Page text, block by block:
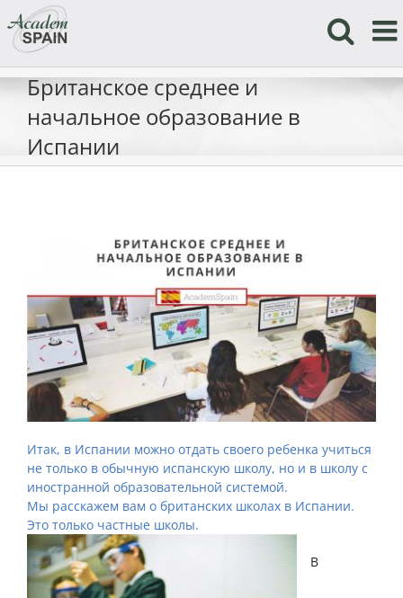
to
content
Британское среднее и
начальное образование в
Испании
Итак, в Испании можно отдать своего ребенка учиться
не только в обычную испанскую школу, но и в школу с
иностранной образовательной системой.
Мы расскажем вам о британских школах в Испании.
Это только частные школы.
В